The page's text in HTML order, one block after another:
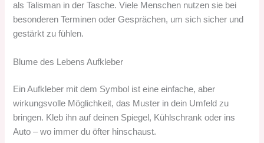
als Talisman in der Tasche. Viele Menschen nutzen sie bei
besonderen Terminen oder Gesprächen, um sich sicher und
gestärkt zu fühlen.
Blume des Lebens Aufkleber
Ein Aufkleber mit dem Symbol ist eine einfache, aber
wirkungsvolle Möglichkeit, das Muster in dein Umfeld zu
bringen. Kleb ihn auf deinen Spiegel, Kühlschrank oder ins
Auto – wo immer du öfter hinschaust.